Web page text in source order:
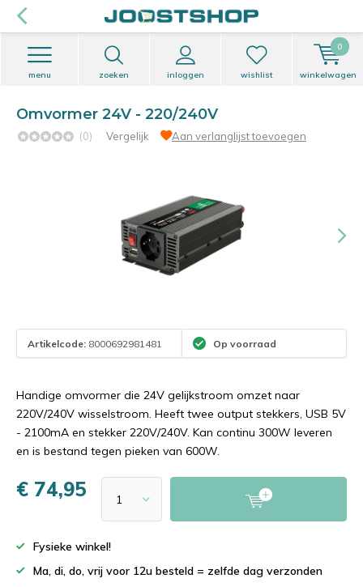
zoeken inloggen
menu wishlist winkelwagen
0
Omvormer 24V - 220/240V
(0) Vergelijk Aan verlanglijst toevoegen
Artikelcode: 8000692981481 Op voorraad
Handige omvormer die 24V gelijkstroom omzet naar
220V/240V wisselstroom. Heeft twee output stekkers, USB 5V
- 2100mA en stekker 220V/240V. Kan continu 300W leveren
en is bestand tegen pieken van 600W.
€ 74,95
Fysieke winkel!
Ma, di, do, vrij voor 12u besteld = zelfde dag verzonden